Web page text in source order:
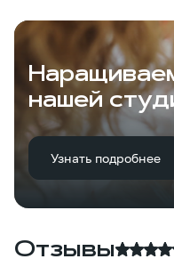
нашей
Узнать подробнее
Отзывы